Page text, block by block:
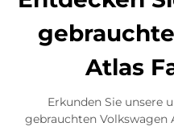
Atlas
Erkunden Sie unsere
gebrauchten Volkswagen